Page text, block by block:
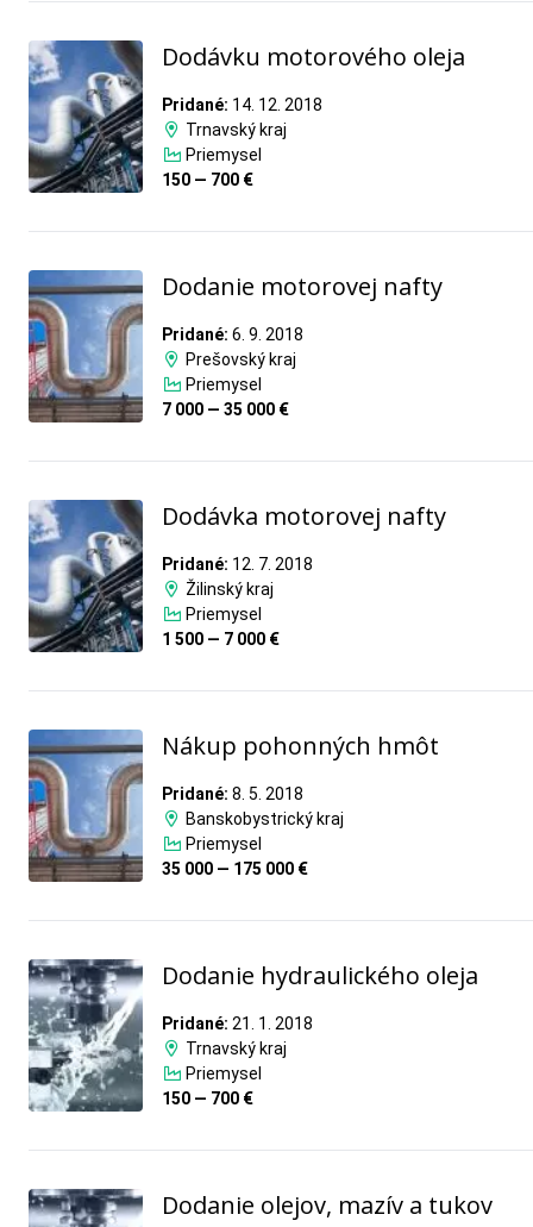
Dodávku motorového oleja
Pridané: 14. 12. 2018
Trnavský kraj
Priemysel
150 — 700 €
Dodanie motorovej nafty
Pridané: 6. 9. 2018
Prešovský kraj
Priemysel
7 000 — 35 000 €
Dodávka motorovej nafty
Pridané: 12. 7. 2018
Žilinský kraj
Priemysel
1 500 — 7 000 €
Nákup pohonných hmôt
Pridané: 8. 5. 2018
Banskobystrický kraj
Priemysel
35 000 — 175 000 €
Dodanie hydraulického oleja
Pridané: 21. 1. 2018
Trnavský kraj
Priemysel
150 — 700 €
Dodanie olejov, mazív a tukov